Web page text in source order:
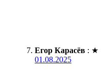
Егор Карасёв : ★
01.08.2025